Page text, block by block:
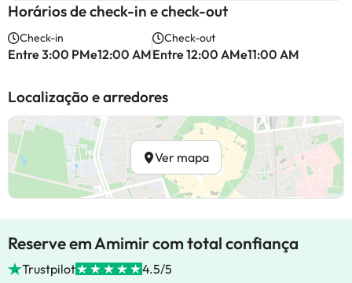
Horários de check-in e check-out
Check-in
Entre 3:00 PMe12:00 AM
Check-out
Entre 12:00 AMe11:00 AM
Localização e arredores
Ver mapa
Reserve em Amimir com total confiança
Trustpilot 4.5/5